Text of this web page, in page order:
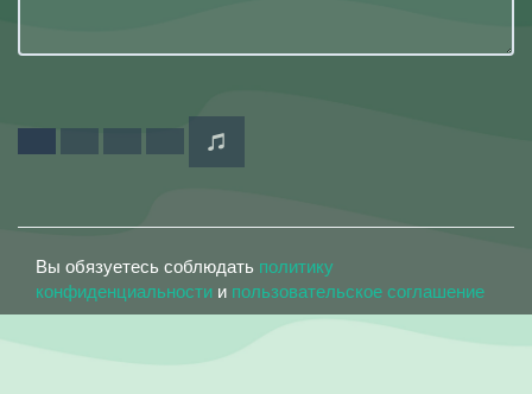
Вы обязуетесь соблюдать политику
конфиденциальности и пользовательское соглашение